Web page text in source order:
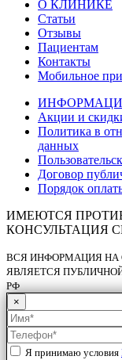
О КЛИНИКЕ
Статьи
Отзывы
Пациентам
Контакты
Мобильное
Акции и
Политика в
данных
Договор
Порядок
ИМЕЮТСЯ
КОНСУЛЬТАЦИЯ
ВСЯ ИНФОРМАЦИЯ НА
ЯВЛЯЕТСЯ
РФ
×
Я принимаю условия